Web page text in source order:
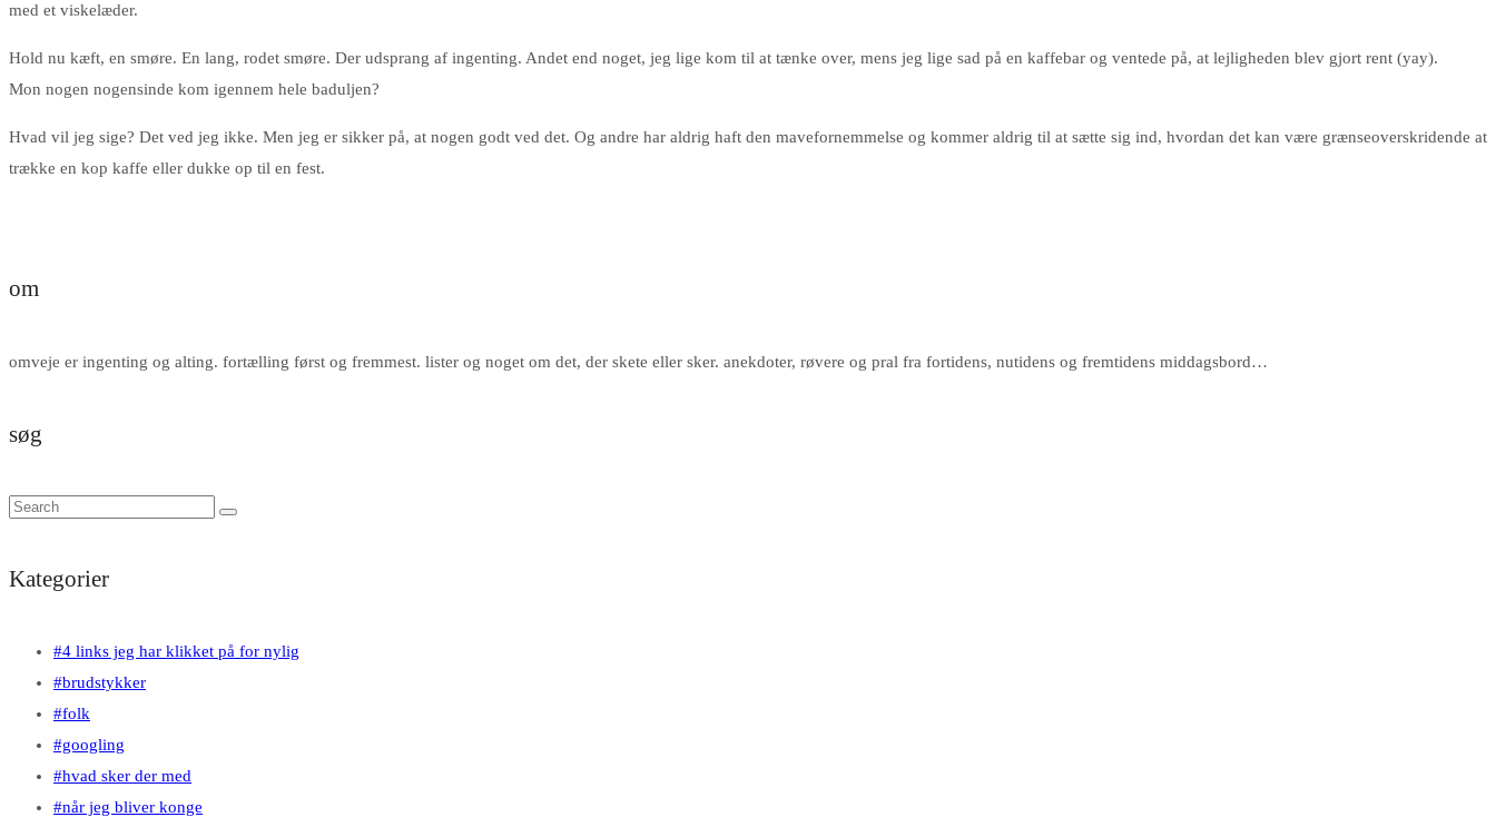
med et viskelæder.
Hold nu kæft, en smøre. En lang, rodet smøre. Der udsprang af ingenting. Andet end noget, jeg lige kom til at tænke over, mens jeg lige sad på en kaffebar og ventede på, at lejligheden blev gjort rent (yay).
Mon nogen nogensinde kom igennem hele baduljen?
Hvad vil jeg sige? Det ved jeg ikke. Men jeg er sikker på, at nogen godt ved det. Og andre har aldrig haft den mavefornemmelse og kommer aldrig til at sætte sig ind, hvordan det kan være grænseoverskridende at
trække en kop kaffe eller dukke op til en fest.
om
omveje er ingenting og alting. fortælling først og fremmest. lister og noget om det, der skete eller sker. anekdoter, røvere og pral fra fortidens, nutidens og fremtidens middagsbord…
søg
Kategorier
#4 links jeg har klikket på for nylig
#brudstykker
#folk
#googling
#hvad sker der med
#når jeg bliver konge